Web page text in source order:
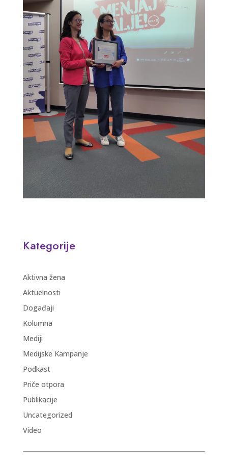
Kategorije
Aktivna žena
Aktuelnosti
Događaji
Kolumna
Mediji
Medijske Kampanje
Podkast
Priče otpora
Publikacije
Uncategorized
Video